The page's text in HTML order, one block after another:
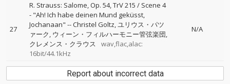
27
R. Strauss: Salome, Op. 54, TrV 215 / Scene 4
- "Ah! Ich habe deinen Mund geküsst,
Jochanaan" --Christel Goltz ユリウス・パツ
ァーク ウィーン・フィルハーモニー管弦楽団
クレメンス・クラウス
wav,flac,alac:
16bit/44.1kHz
N/A
Report about incorrect data